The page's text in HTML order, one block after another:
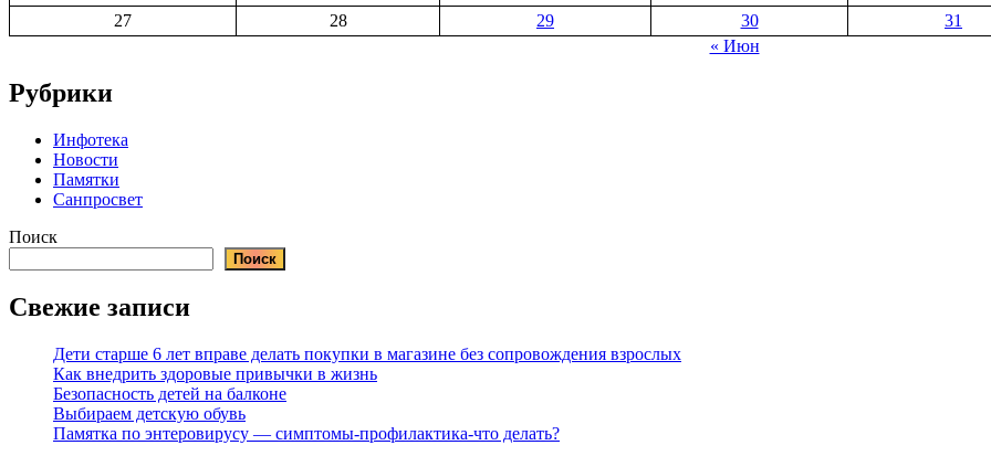
27
28 29 30
31
« Июн
Рубрики
Инфотека
Новости
Памятки
Санпросвет
Поиск
Поиск
Свежие записи
Дети старше 6 лет вправе делать покупки в магазине без сопровождения взрослых
Как внедрить здоровые привычки в жизнь
Безопасность детей на балконе
Выбираем детскую обувь
Памятка по энтеровирусу — симптомы-профилактика-что делать?